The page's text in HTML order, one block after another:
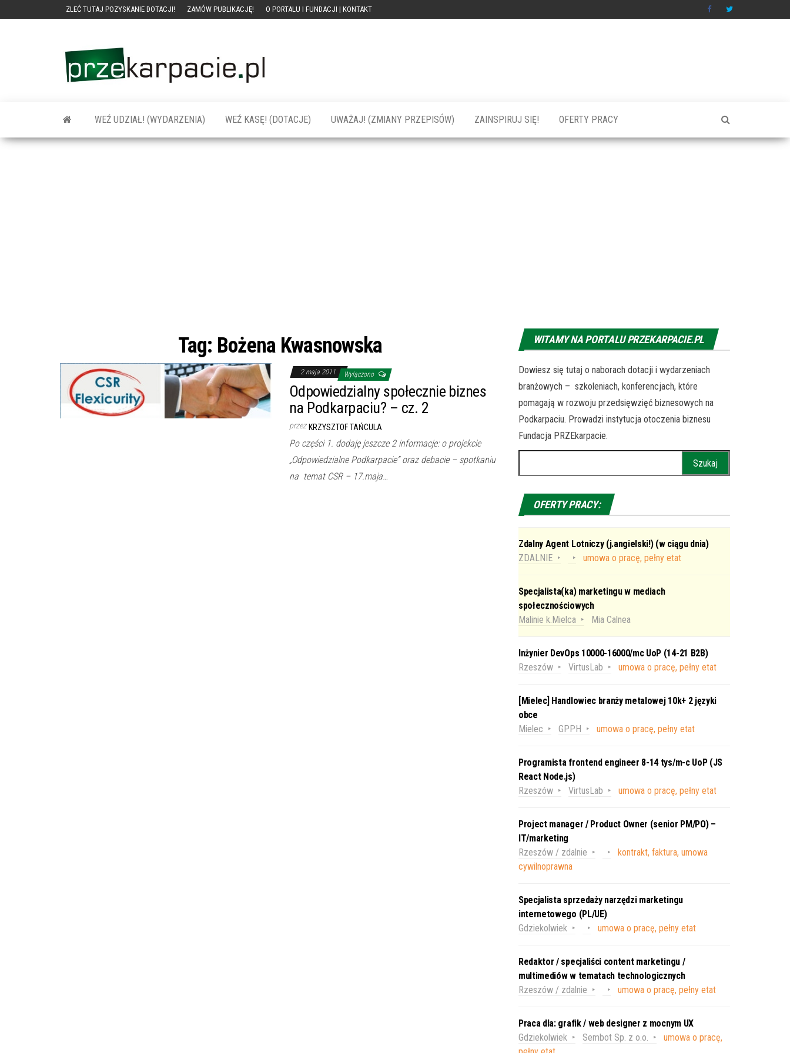
ZLEĆ TUTAJ POZYSKANIE DOTACJI! ZAMÓW PUBLIKACJĘ! O PORTALU I FUNDACJI | KONTAKT
szkolenia dla
firm
WEŹ UDZIAŁ! (WYDARZENIA) WEŹ KASĘ! (DOTACJE) UWAŻAJ! (ZMIANY PRZEPISÓW) ZAINSPIRUJ SIĘ! OFERTY PRACY
Tag: Bożena Kwasnowska
2 maja 2011 Wyłączono
Odpowiedzialny społecznie biznes
na Podkarpaciu? – cz. 2
przez KRZYSZTOF TAŃCULA
Po części 1. dodaję jeszcze 2 informacje: o projekcie
„Odpowiedzialne Podkarpacie” oraz debacie – spotkaniu
na temat CSR – 17.maja…
WITAMY NA PORTALU PRZEKARPACIE.PL
Dowiesz się tutaj o naborach dotacji i wydarzeniach
branżowych – szkoleniach, konferencjach, które
pomagają w rozwoju przedsięwzięć biznesowych na
Podkarpaciu. Prowadzi instytucja otoczenia biznesu
Fundacja PRZEkarpacie.
OFERTY PRACY:
Zdalny Agent Lotniczy (j.angielski!) (w ciągu dnia)
ZDALNIE
umowa o pracę, pełny etat
Specjalista(ka) marketingu w mediach
społecznościowych
Malinie k.Mielca
Mia Calnea
Inżynier DevOps 10000-16000/mc UoP (14-21 B2B)
Rzeszów
VirtusLab umowa o pracę, pełny etat
[Mielec] Handlowiec branży metalowej 10k+ 2 języki
obce
Mielec
GPPH umowa o pracę, pełny etat
Programista frontend engineer 8-14 tys/m-c UoP (JS
React Node.js)
Rzeszów
VirtusLab umowa o pracę, pełny etat
Project manager / Product Owner (senior PM/PO) –
IT/marketing
Rzeszów / zdalnie
kontrakt, faktura, umowa
cywilnoprawna
Specjalista sprzedaży narzędzi marketingu
internetowego (PL/UE)
Gdziekolwiek
umowa o pracę, pełny etat
Redaktor / specjaliści content marketingu /
multimediów w tematach technologicznych
Rzeszów / zdalnie
umowa o pracę, pełny etat
Praca dla: grafik / web designer z mocnym UX
Gdziekolwiek
Sembot Sp. z o.o.
umowa o pracę,